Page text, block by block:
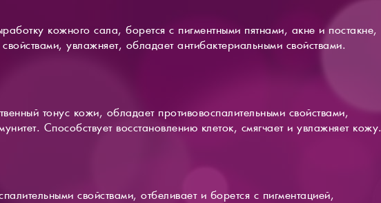
кожного сала, борется с пигментными пятнами, акне и постакне,
увлажняет, обладает антибактериальными свойствами.
тонус кожи, обладает противовоспалительными свойствами,
Способствует восстановлению клеток, смягчает и увлажняет кожу.
свойствами, отбеливает и борется с пигментацией,